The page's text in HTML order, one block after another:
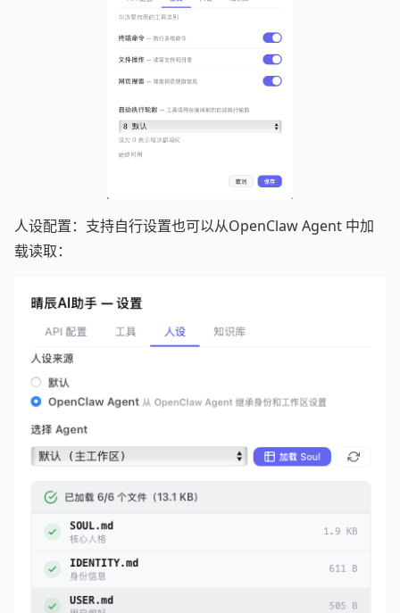
人设配置：支持自行设置也可以从OpenClaw Agent 中加
载读取：